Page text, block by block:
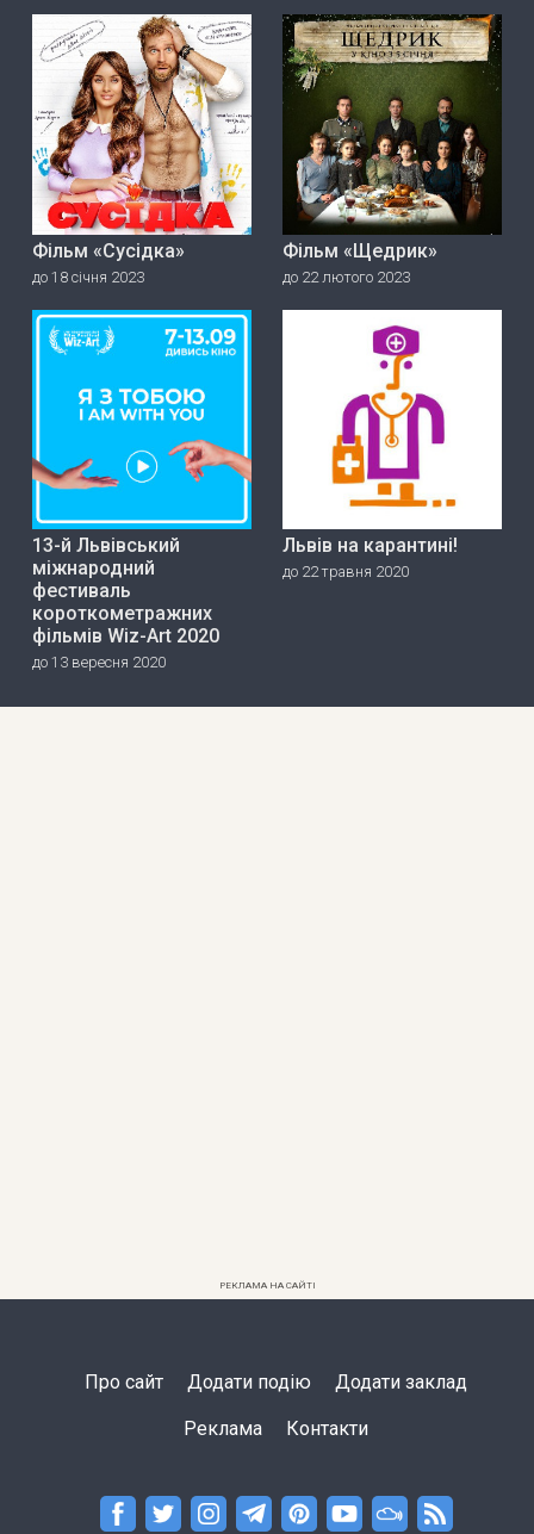
Фільм «Сусідка»
до 18 січня 2023
Фільм «Щедрик»
до 22 лютого 2023
13-й Львівський
міжнародний
фестиваль
короткометражних
фільмів Wiz-Art 2020
до 13 вересня 2020
Львів на карантині!
до 22 травня 2020
РЕКЛАМА НА САЙТІ
Про сайт Додати подію Додати заклад
Реклама Контакти